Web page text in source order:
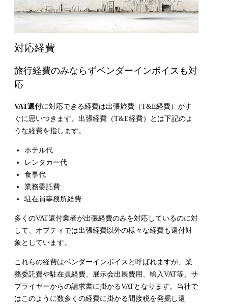
対応経費
旅行経費のみならずベンダーインボイスも対
応
VAT還付に対応できる経費は出張旅費（T&E経費）がす
ぐに思いつきます。出張経費（T&E経費）とは下記のよ
うな経費を指します。
ホテル代
レンタカー代
食事代
業務委託費
駐在員事務所経費
多くのVAT還付業者が出張経費のみを対応しているのに対
して、オプティでは出張経費以外の様々な経費も還付対
象としています。
これらの経費はベンダーインボイスと呼ばれますが、業
務委託費や駐在員経費、展示会出展費用、輸入VAT等、サ
プライヤーからの請求書に掛かるVATとなります。 当社で
はこのように数多くの経費に掛かる間接税を発掘し還